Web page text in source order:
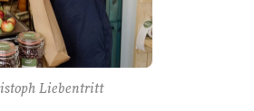
Liebentritt